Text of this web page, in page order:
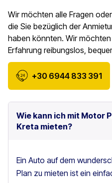
Wir möchten alle Fragen
die Sie bezüglich der
haben könnten. Wir
Erfahrung reibungslos,
+30 6944 833 391
Wie kann ich mit Motor
Kreta mieten?
Ein Auto auf dem
Plan zu mieten ist ein